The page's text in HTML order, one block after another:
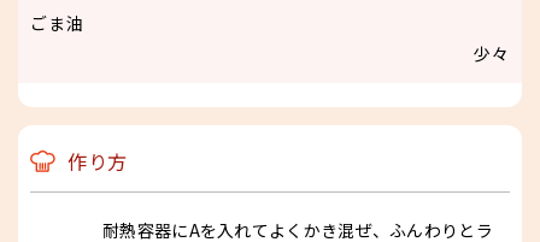
ごま油
少々
作り方
耐熱容器にAを入れてよくかき混ぜ、ふんわりとラ